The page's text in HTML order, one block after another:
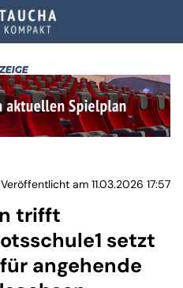
Modernes
Veröffentlicht am 11.03.2026 17:57
trifft
setzt
angehende